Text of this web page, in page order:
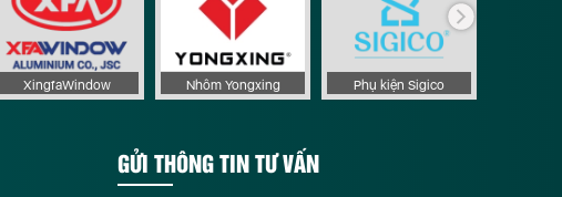
XingfaWindow Nhôm Yongxing Phụ kiện Sigico
GỬI THÔNG TIN TƯ VẤN